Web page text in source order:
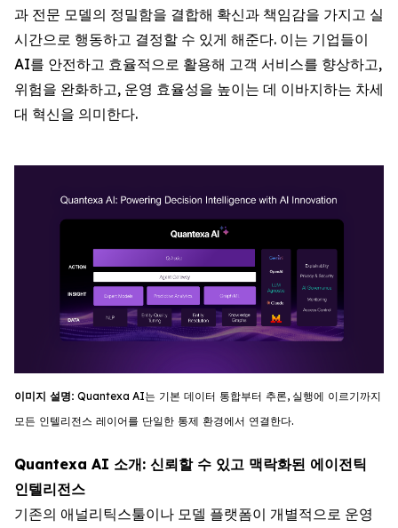
과 전문 모델의 정밀함을 결합해 확신과 책임감을 가지고 실
시간으로 행동하고 결정할 수 있게 해준다. 이는 기업들이
AI를 안전하고 효율적으로 활용해 고객 서비스를 향상하고,
위험을 완화하고, 운영 효율성을 높이는 데 이바지하는 차세
대 혁신을 의미한다.
이미지 설명: Quantexa AI는 기본 데이터 통합부터 추론, 실행에 이르기까지
모든 인텔리전스 레이어를 단일한 통제 환경에서 연결한다.
Quantexa AI 소개: 신뢰할 수 있고 맥락화된 에이전틱
인텔리전스
기존의 애널리틱스툴이나 모델 플랫폼이 개별적으로 운영